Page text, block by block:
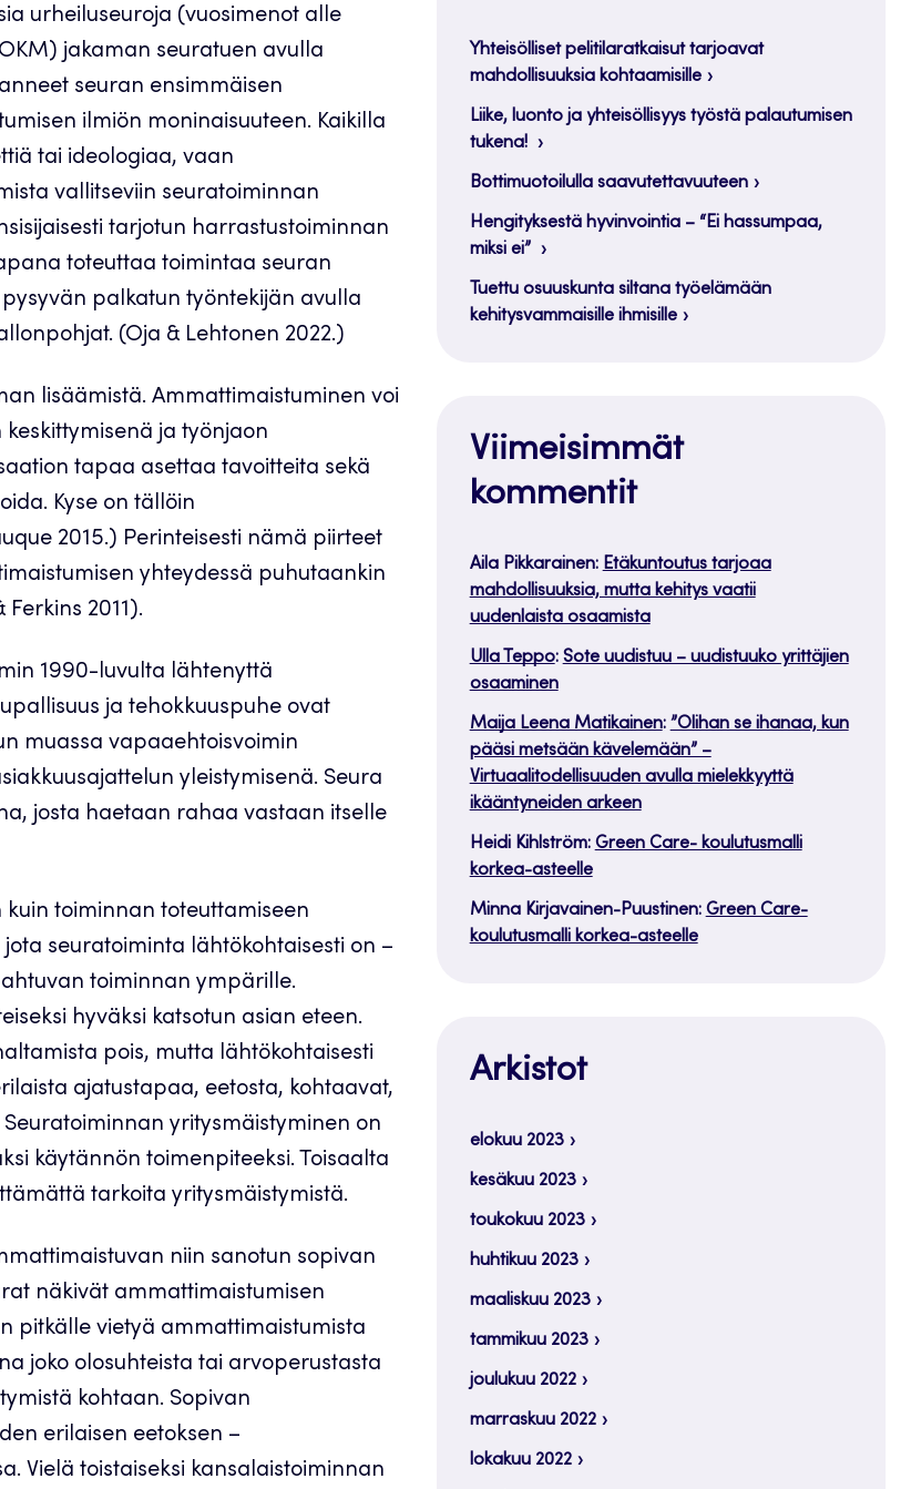
urheiluseuroja (vuosimenot alle
jakaman seuratuen avulla
seuran ensimmäisen
ilmiön moninaisuuteen. Kaikilla
tai ideologiaa, vaan
vallitseviin seuratoiminnan
tarjotun harrastustoiminnan
toteuttaa toimintaa seuran
palkatun työntekijän avulla
(Oja & Lehtonen 2022.)
lisäämistä. Ammattimaistuminen voi
ja työnjaon
tapaa asettaa tavoitteita sekä
Kyse on tällöin
2015.) Perinteisesti nämä piirteet
yhteydessä puhutaankin
2011).
1990-luvulta lähtenyttä
ja tehokkuuspuhe ovat
muassa vapaaehtoisvoimin
yleistymisenä. Seura
josta haetaan rahaa vastaan itselle
kuin toiminnan toteuttamiseen
seuratoiminta lähtökohtaisesti on –
toiminnan ympärille.
hyväksi katsotun asian eteen.
pois, mutta lähtökohtaisesti
ajatustapaa, eetosta, kohtaavat,
yritysmäistyminen on
käytännön toimenpiteeksi. Toisaalta
tarkoita yritysmäistymistä.
niin sanotun sopivan
näkivät ammattimaistumisen
pitkälle vietyä ammattimaistumista
joko olosuhteista tai arvoperustasta
kohtaan. Sopivan
erilaisen eetoksen –
Vielä toistaiseksi kansalaistoiminnan
Yhteisölliset pelitilaratkaisut tarjoavat
mahdollisuuksia kohtaamisille
Liike, luonto ja yhteisöllisyys työstä palautumisen
tukena!
Bottimuotoilulla saavutettavuuteen
Hengityksestä hyvinvointia – “Ei hassumpaa,
miksi ei”
Tuettu osuuskunta siltana työelämään
kehitysvammaisille ihmisille
Viimeisimmät
kommentit
Aila Pikkarainen: Etäkuntoutus tarjoaa
mahdollisuuksia, mutta kehitys vaatii
uudenlaista osaamista
Ulla Teppo: Sote uudistuu – uudistuuko yrittäjien
osaaminen
Maija Leena Matikainen: ”Olihan se ihanaa, kun
pääsi metsään kävelemään” –
Virtuaalitodellisuuden avulla mielekkyyttä
ikääntyneiden arkeen
Heidi Kihlström: Green Care- koulutusmalli
korkea-asteelle
Minna Kirjavainen-Puustinen: Green Care-
koulutusmalli korkea-asteelle
Arkistot
elokuu 2023
kesäkuu 2023
toukokuu 2023
huhtikuu 2023
maaliskuu 2023
tammikuu 2023
joulukuu 2022
marraskuu 2022
lokakuu 2022